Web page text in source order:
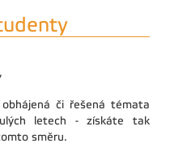
či řešená témata
letech - získáte tak
směru.